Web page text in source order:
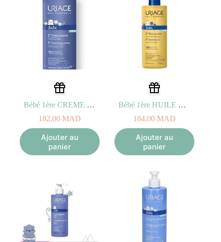
Bébé 1ère CREME Lavante 500ml – Moussante pour le Bain, Sans Savon
182,00 MAD
Ajouter au
panier
Bébé 1ère HUILE LAVANTE 500ml – HUILE Nettoyante Protectrice
184,00 MAD
Ajouter au
panier